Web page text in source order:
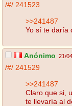
/#/ 241523
>>241487
Yo sí te daría
Anónimo 21/
/#/ 241529
>>241487
Claro que si,
te llevaría al